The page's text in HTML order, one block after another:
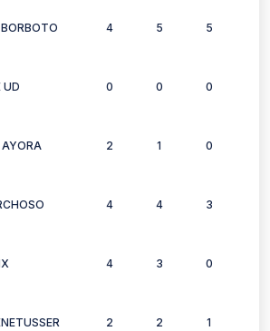
4 5 5
UD 0 0 0
2 1 0
4 4 3
4 3 0
2 2 1